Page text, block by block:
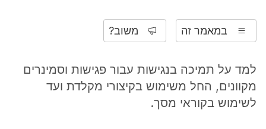
במאמר זה משוב?
למד על תמיכה בנגישות עבור פגישות וסמינרים
מקוונים, החל משימוש בקיצורי מקלדת ועד
לשימוש בקוראי מסך.